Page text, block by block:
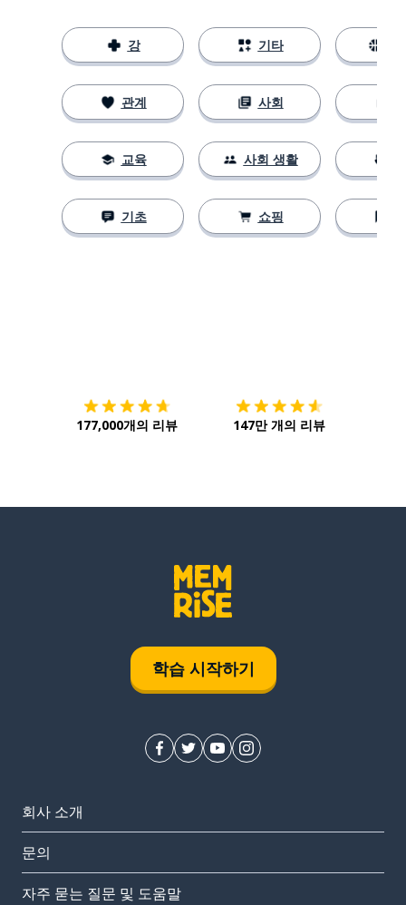
강
관계
교육
기초
기타
사회
사회 생활
쇼핑
177,000개의 리뷰 147만 개의 리뷰
학습 시작하기
회사 소개
문의
자주 묻는 질문 및 도움말